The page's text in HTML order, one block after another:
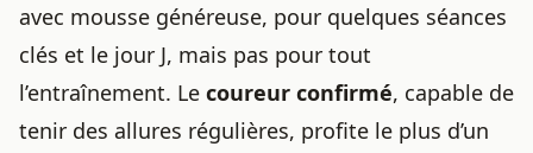
avec mousse généreuse, pour quelques séances
clés et le jour J, mais pas pour tout
l’entraînement. Le coureur confirmé, capable de
tenir des allures régulières, profite le plus d’un